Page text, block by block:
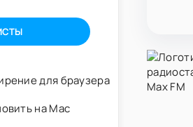
для браузера
на Mac